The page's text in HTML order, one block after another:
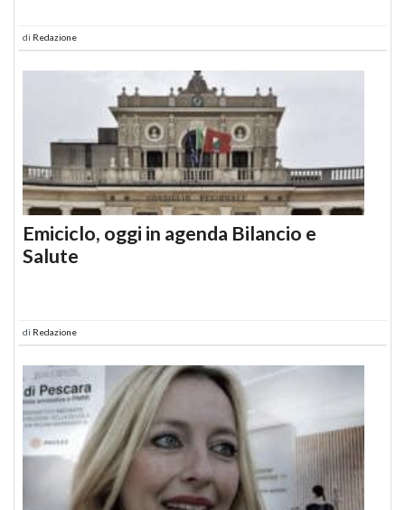
di Redazione
Emiciclo, oggi in agenda Bilancio e
Salute
di Redazione